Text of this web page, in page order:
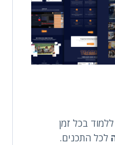
ללמוד בכל זמן
לכל התכנים.